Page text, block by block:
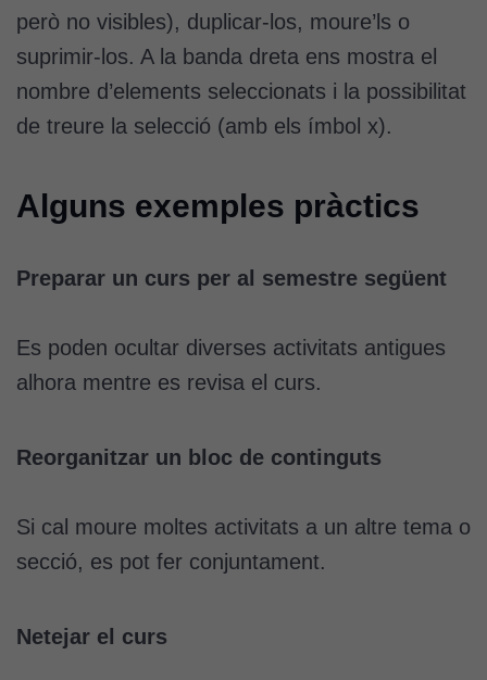
però no visibles), duplicar-los, moure’ls o
suprimir-los. A la banda dreta ens mostra el
nombre d’elements seleccionats i la possibilitat
de treure la selecció (amb els ímbol x).
Alguns exemples pràctics
Preparar un curs per al semestre següent
Es poden ocultar diverses activitats antigues
alhora mentre es revisa el curs.
Reorganitzar un bloc de continguts
Si cal moure moltes activitats a un altre tema o
secció, es pot fer conjuntament.
Netejar el curs